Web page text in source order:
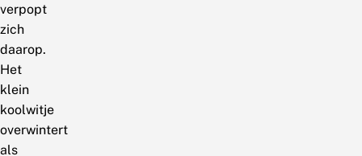
verpopt
zich
daarop.
Het
klein
koolwitje
overwintert
als